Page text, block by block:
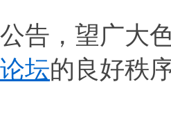
，望广大色
坛的